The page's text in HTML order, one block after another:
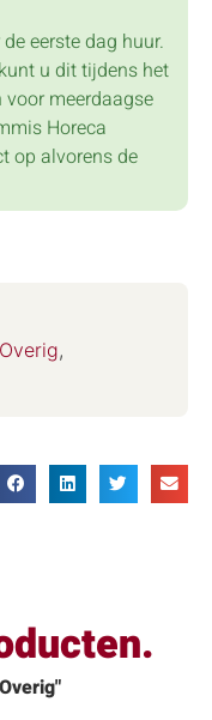
eerste dag huur.
u dit tijdens het
meerdaagse
Horeca
op alvorens de
,